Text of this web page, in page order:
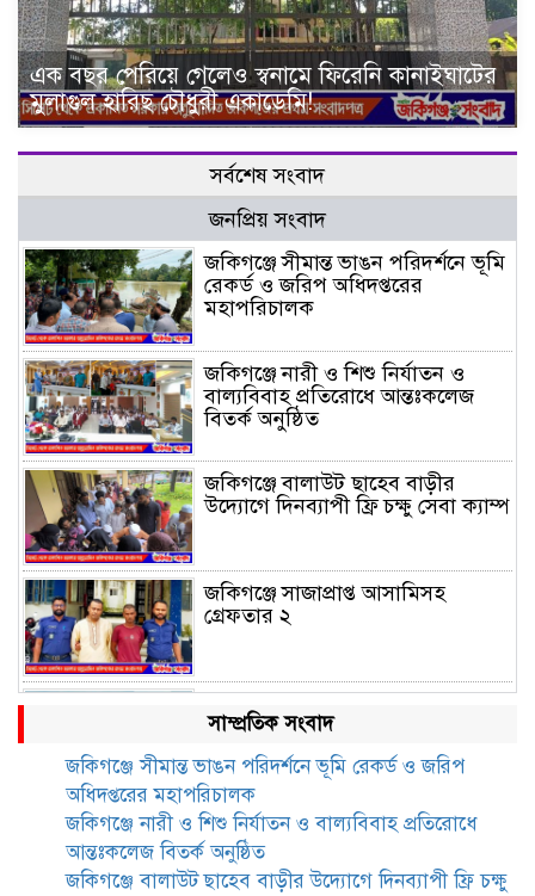
এক বছর পেরিয়ে গেলেও স্বনামে ফিরেনি কানাইঘাটের
মুলাগুল হারিছ চৌধুরী একাডেমি!
সর্বশেষ সংবাদ
জনপ্রিয় সংবাদ
জকিগঞ্জে সীমান্ত ভাঙন পরিদর্শনে ভূমি
রেকর্ড ও জরিপ অধিদপ্তরের
মহাপরিচালক
জকিগঞ্জে নারী ও শিশু নির্যাতন ও
বাল্যবিবাহ প্রতিরোধে আন্তঃকলেজ
বিতর্ক অনুষ্ঠিত
জকিগঞ্জে বালাউট ছাহেব বাড়ীর
উদ্যোগে দিনব্যাপী ফ্রি চক্ষু সেবা ক্যাম্প
জকিগঞ্জে সাজাপ্রাপ্ত আসামিসহ
গ্রেফতার ২
রেলপথে যুক্ত হবে জকিগঞ্জ-কানাইঘাট,
শুরু হচ্ছে সম্ভাব্যতা সমীক্ষা
সাবেক এমপি হাফিজ আহমদ
মজুমদার কি আত্মগোপনে? ভাইরাল
ছবি ঘিরে আলোচনা!
সাম্প্রতিক সংবাদ
জকিগঞ্জে সীমান্ত ভাঙন পরিদর্শনে ভূমি রেকর্ড ও জরিপ
অধিদপ্তরের মহাপরিচালক
জকিগঞ্জে নারী ও শিশু নির্যাতন ও বাল্যবিবাহ প্রতিরোধে
আন্তঃকলেজ বিতর্ক অনুষ্ঠিত
জকিগঞ্জে বালাউট ছাহেব বাড়ীর উদ্যোগে দিনব্যাপী ফ্রি চক্ষু